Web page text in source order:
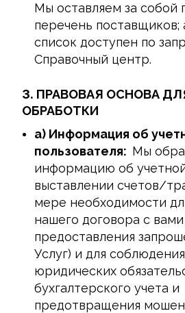
Мы оставляем за собой
перечень поставщиков;
список доступен по
Справочный центр.
3. ПРАВОВАЯ ОСНОВА
ОБРАБОТКИ
a) Информация об
пользователя: Мы
информацию об
выставлении счетов/
мере необходимости
нашего договора с вами
предоставления
Услуг) и для
юридических
бухгалтерского учета и
предотвращения